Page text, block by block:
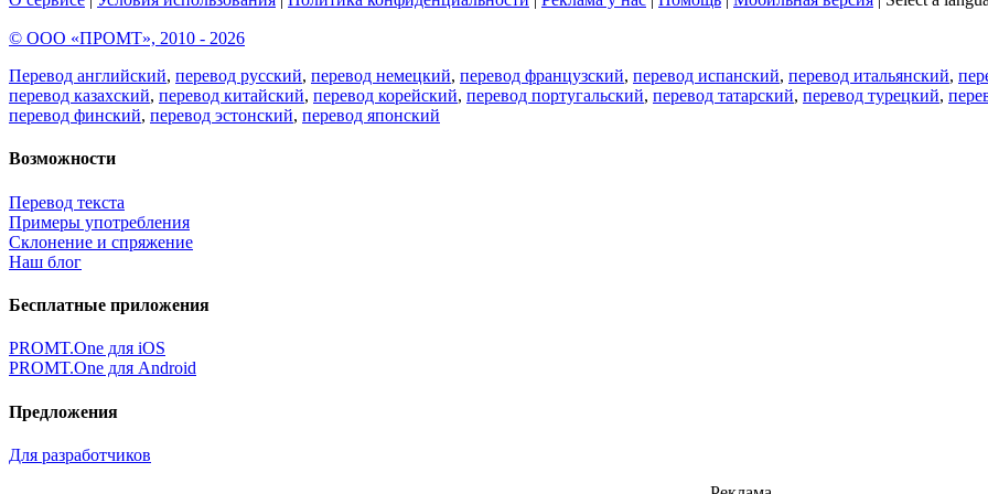
© ООО «ПРОМТ», 2010 - 2026
Перевод английский, перевод русский, перевод немецкий, перевод французский, перевод испанский, перевод итальянский,
перевод казахский, перевод китайский, перевод корейский, перевод португальский, перевод татарский, перевод турецкий,
перевод финский, перевод эстонский, перевод японский
Возможности
Перевод текста
Примеры употребления
Склонение и спряжение
Наш блог
Бесплатные приложения
PROMT.One для iOS
PROMT.One для Android
Предложения
Для разработчиков